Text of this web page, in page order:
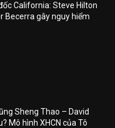
California: Steve Hilton
Becerra gây nguy hiểm
Sheng Thao – David
Mô hình XHCN của Tô